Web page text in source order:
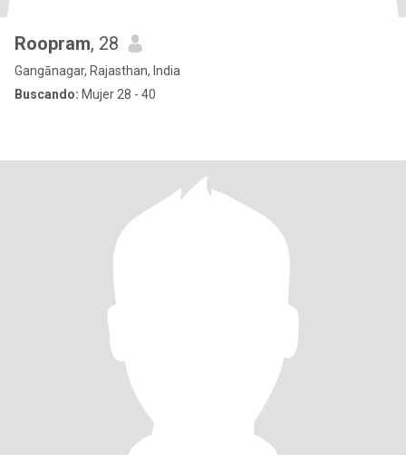
Roopram, 28
Gangānagar, Rajasthan, India
Buscando: Mujer 28 - 40